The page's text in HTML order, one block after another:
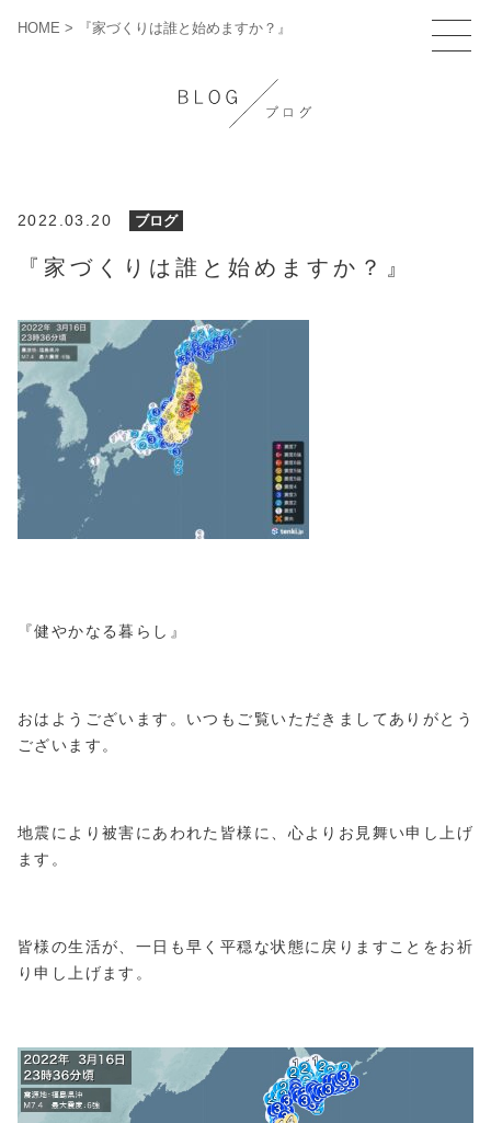
HOME > 『家づくりは誰と始めますか？』
2022.03.20 ブログ
『家づくりは誰と始めますか？』
『健やかなる暮らし』
おはようございます。いつもご覧いただきましてありがとう
ございます。
地震により被害にあわれた皆様に、心よりお見舞い申し上げ
ます。
皆様の生活が、一日も早く平穏な状態に戻りますことをお祈
り申し上げます。